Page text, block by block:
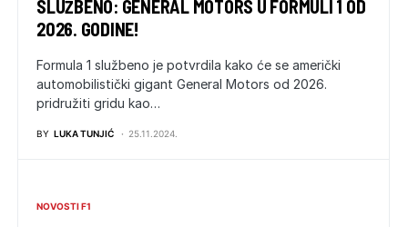
SLUŽBENO: GENERAL MOTORS U FORMULI 1 OD
2026. GODINE!
Formula 1 službeno je potvrdila kako će se američki
automobilistički gigant General Motors od 2026.
pridružiti gridu kao…
BY LUKA TUNJIĆ 25.11.2024.
NOVOSTI F1